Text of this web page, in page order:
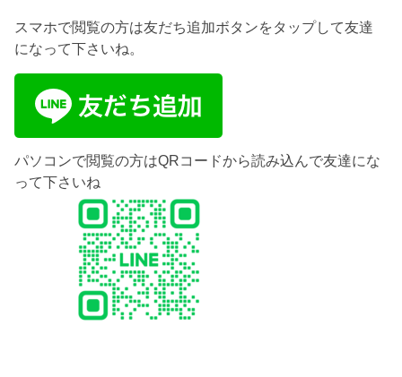
スマホで閲覧の方は友だち追加ボタンをタップして友達
になって下さいね。
パソコンで閲覧の方はQRコードから読み込んで友達にな
って下さいね